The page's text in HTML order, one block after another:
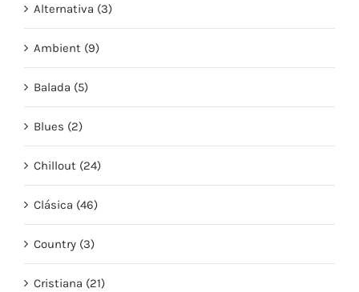
Alternativa (3)
Ambient (9)
Balada (5)
Blues (2)
Chillout (24)
Clásica (46)
Country (3)
Cristiana (21)